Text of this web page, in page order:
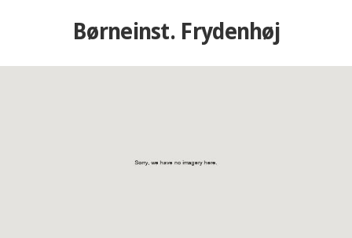
Børneinst. Frydenhøj